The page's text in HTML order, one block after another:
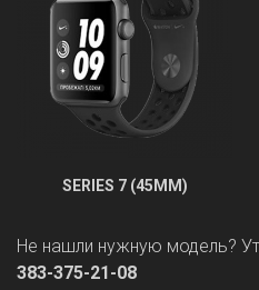
SERIES 7 (45MM)
Не нашли нужную модель?
383-375-21-08